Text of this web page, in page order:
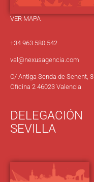
VER MAPA
+34 963 580 542
val@nexusagencia.com
C/ Antiga Senda de Senent, 3
Oficina 2 46023 Valencia
DELEGACIÓN
SEVILLA